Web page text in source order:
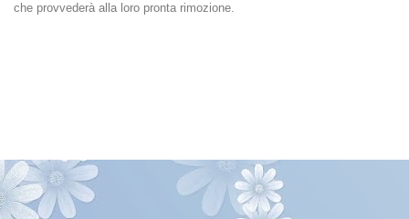
che provvederà alla loro pronta rimozione.